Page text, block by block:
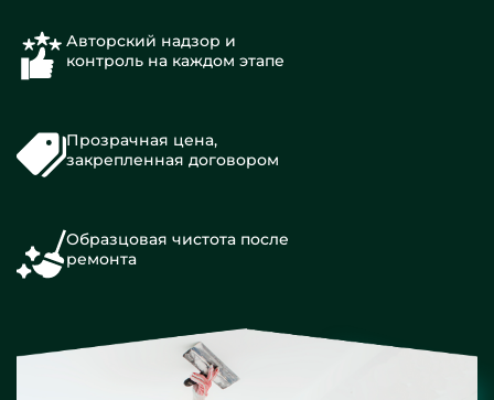
Авторский надзор и
контроль на каждом этапе
Прозрачная цена,
закрепленная договором
Образцовая чистота после
ремонта